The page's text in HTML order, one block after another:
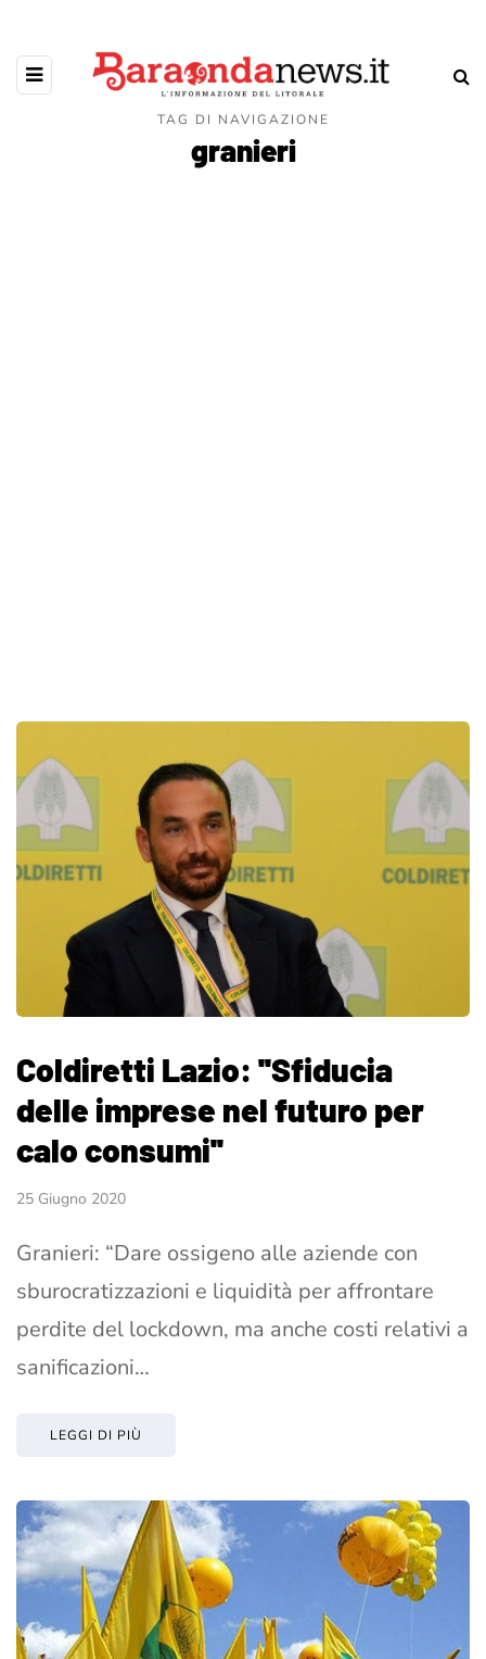
TAG DI NAVIGAZIONE
granieri
Coldiretti Lazio: ''Sfiducia
delle imprese nel futuro per
calo consumi''
25 Giugno 2020
Granieri: “Dare ossigeno alle aziende con
sburocratizzazioni e liquidità per affrontare
perdite del lockdown, ma anche costi relativi a
sanificazioni…
LEGGI DI PIÙ